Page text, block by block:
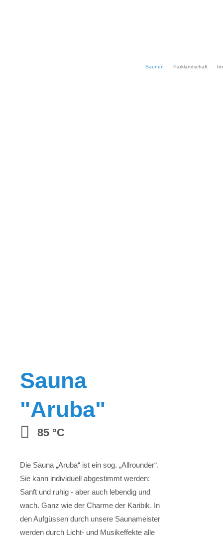
Saunen Parklandschaft
Sauna
"Aruba"
85 °C
Die Sauna„Aruba“ ist ein sog.„Allrounder“.
Sie kann individuell abgestimmt werden:
Sanft und ruhig - aber auch lebendig und
wach. Ganz wie der Charme der Karibik. In
den Aufgüssen durch unsere Saunameister
werden durch Licht- und Musikeffekte alle